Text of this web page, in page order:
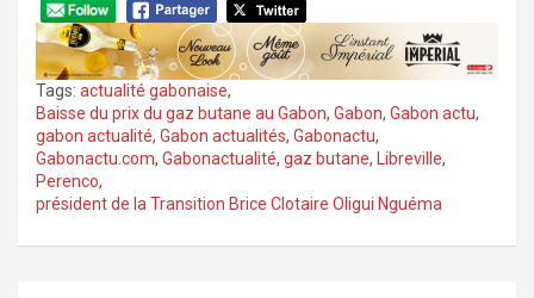
Tags: actualité gabonaise,
Baisse du prix du gaz butane au Gabon, Gabon, Gabon actu,
gabon actualité, Gabon actualités, Gabonactu,
Gabonactu.com, Gabonactualité, gaz butane, Libreville,
Perenco,
président de la Transition Brice Clotaire Oligui Nguéma